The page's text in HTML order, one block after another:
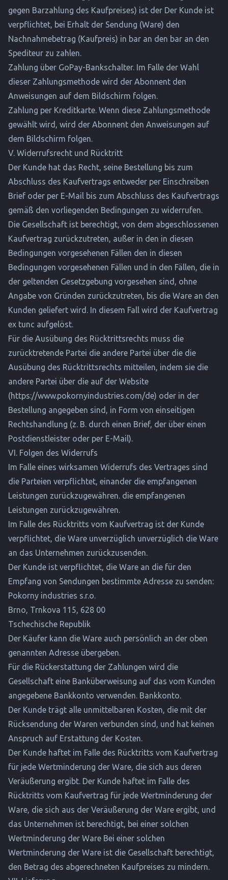
gegen Barzahlung des Kaufpreises) ist der Der Kunde ist
verpflichtet, bei Erhalt der Sendung (Ware) den
Nachnahmebetrag (Kaufpreis) in bar an den bar an den
Spediteur zu zahlen.
Zahlung über GoPay-Bankschalter. Im Falle der Wahl
dieser Zahlungsmethode wird der Abonnent den
Anweisungen auf dem Bildschirm folgen.
Zahlung per Kreditkarte. Wenn diese Zahlungsmethode
gewählt wird, wird der Abonnent den Anweisungen auf
dem Bildschirm folgen.
V. Widerrufsrecht und Rücktritt
Der Kunde hat das Recht, seine Bestellung bis zum
Abschluss des Kaufvertrags entweder per Einschreiben
Brief oder per E-Mail bis zum Abschluss des Kaufvertrags
gemäß den vorliegenden Bedingungen zu widerrufen.
Die Gesellschaft ist berechtigt, von dem abgeschlossenen
Kaufvertrag zurückzutreten, außer in den in diesen
Bedingungen vorgesehenen Fällen den in diesen
Bedingungen vorgesehenen Fällen und in den Fällen, die in
der geltenden Gesetzgebung vorgesehen sind, ohne
Angabe von Gründen zurückzutreten, bis die Ware an den
Kunden geliefert wird. In diesem Fall wird der Kaufvertrag
ex tunc aufgelöst.
Für die Ausübung des Rücktrittsrechts muss die
zurücktretende Partei die andere Partei über die die
Ausübung des Rücktrittsrechts mitteilen, indem sie die
andere Partei über die auf der Website
(https://www.pokornyindustries.com/de) oder in der
Bestellung angegeben sind, in Form von einseitigen
Rechtshandlung (z. B. durch einen Brief, der über einen
Postdienstleister oder per E-Mail).
VI. Folgen des Widerrufs
Im Falle eines wirksamen Widerrufs des Vertrages sind
die Parteien verpflichtet, einander die empfangenen
Leistungen zurückzugewähren. die empfangenen
Leistungen zurückzugewähren.
Im Falle des Rücktritts vom Kaufvertrag ist der Kunde
verpflichtet, die Ware unverzüglich unverzüglich die Ware
an das Unternehmen zurückzusenden.
Der Kunde ist verpflichtet, die Ware an die für den
Empfang von Sendungen bestimmte Adresse zu senden:
Pokorny industries s.r.o.
Brno, Trnkova 115, 628 00
Tschechische Republik
Der Käufer kann die Ware auch persönlich an der oben
genannten Adresse übergeben.
Für die Rückerstattung der Zahlungen wird die
Gesellschaft eine Banküberweisung auf das vom Kunden
angegebene Bankkonto verwenden. Bankkonto.
Der Kunde trägt alle unmittelbaren Kosten, die mit der
Rücksendung der Waren verbunden sind, und hat keinen
Anspruch auf Erstattung der Kosten.
Der Kunde haftet im Falle des Rücktritts vom Kaufvertrag
für jede Wertminderung der Ware, die sich aus deren
Veräußerung ergibt. Der Kunde haftet im Falle des
Rücktritts vom Kaufvertrag für jede Wertminderung der
Ware, die sich aus der Veräußerung der Ware ergibt, und
das Unternehmen ist berechtigt, bei einer solchen
Wertminderung der Ware Bei einer solchen
Wertminderung der Ware ist die Gesellschaft berechtigt,
den Betrag des abgerechneten Kaufpreises zu mindern.